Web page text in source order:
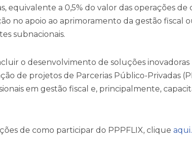
equivalente a 0,5% do valor das operações
no apoio ao aprimoramento da gestão fiscal
subnacionais.
o desenvolvimento de soluções inovadoras
de projetos de Parcerias Público-Privadas
em gestão fiscal e, principalmente,
de como participar do PPPFLIX, clique aqui.